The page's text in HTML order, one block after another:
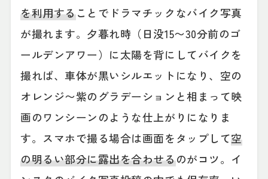
を利用することでドラマチックなバイク写真
が撮れます。夕暮れ時（日没15〜30分前のゴ
ールデンアワー）に太陽を背にしてバイクを
撮れば、車体が黒いシルエットになり、空の
オレンジ〜紫のグラデーションと相まって映
画のワンシーンのような仕上がりになりま
す。スマホで撮る場合は画面をタップして空
の明るい部分に露出を合わせるのがコツ。イ